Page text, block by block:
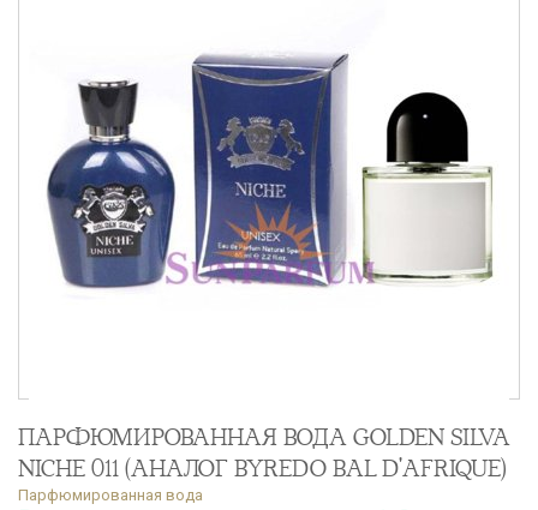
ПАРФЮМИРОВАННАЯ ВОДА GOLDEN SILVA
NICHE 011 (АНАЛОГ BYREDO BAL D'AFRIQUE)
Парфюмированная вода